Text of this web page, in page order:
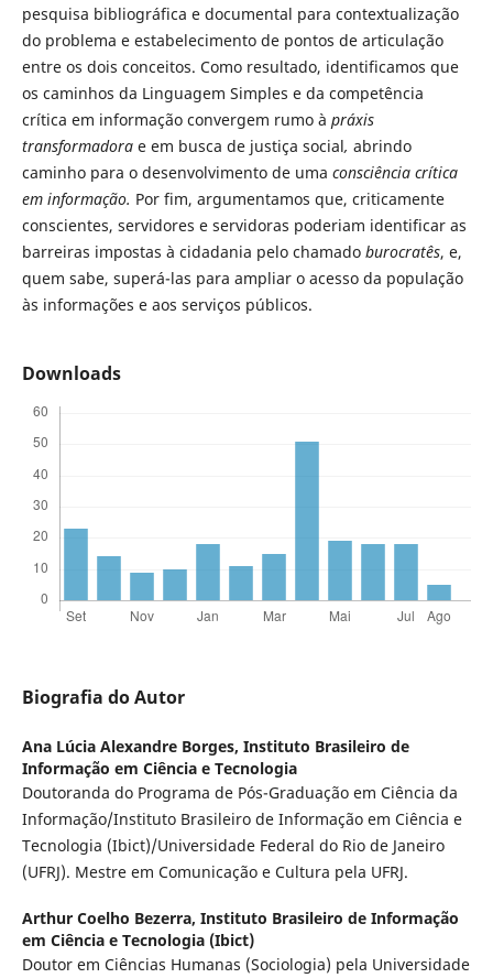
pesquisa bibliográfica e documental para contextualização
do problema e estabelecimento de pontos de articulação
entre os dois conceitos. Como resultado, identificamos que
os caminhos da Linguagem Simples e da competência
crítica em informação convergem rumo à práxis
transformadora e em busca de justiça social, abrindo
caminho para o desenvolvimento de uma consciência crítica
em informação. Por fim, argumentamos que, criticamente
conscientes, servidores e servidoras poderiam identificar as
barreiras impostas à cidadania pelo chamado burocratês, e,
quem sabe, superá-las para ampliar o acesso da população
às informações e aos serviços públicos.
Downloads
Biografia do Autor
Ana Lúcia Alexandre Borges, Instituto Brasileiro de
Informação em Ciência e Tecnologia
Doutoranda do Programa de Pós-Graduação em Ciência da
Informação/Instituto Brasileiro de Informação em Ciência e
Tecnologia (Ibict)/Universidade Federal do Rio de Janeiro
(UFRJ). Mestre em Comunicação e Cultura pela UFRJ.
Arthur Coelho Bezerra, Instituto Brasileiro de Informação
em Ciência e Tecnologia (Ibict)
Doutor em Ciências Humanas (Sociologia) pela Universidade